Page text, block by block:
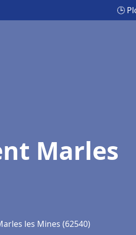
🕒
Marles
les Mines (62540)